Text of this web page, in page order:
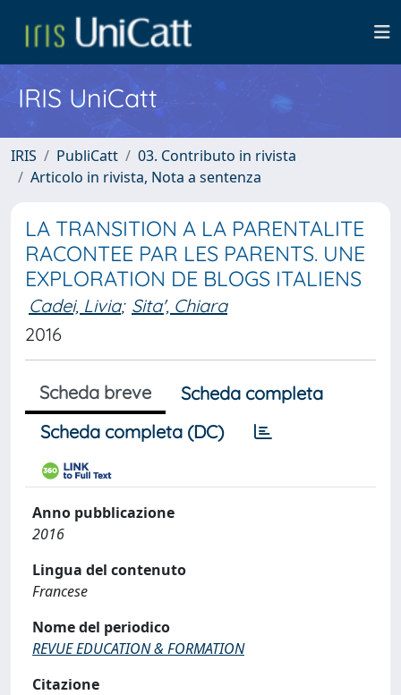
IRIS UniCatt
IRIS PubliCatt
03. Contributo in rivista
Articolo in rivista, Nota a sentenza
LA TRANSITION A LA PARENTALITE
RACONTEE PAR LES PARENTS. UNE
EXPLORATION DE BLOGS ITALIENS
Cadei, Livia; Sita', Chiara
2016
Scheda breve
Scheda completa
Scheda completa (DC)
Anno pubblicazione
2016
Lingua del contenuto
Francese
Nome del periodico
REVUE EDUCATION & FORMATION
Citazione